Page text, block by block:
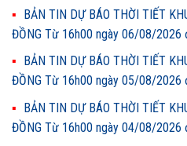
BẢN TIN DỰ BÁO THỜI TIẾT
ĐỒNG Từ 16h00 ngày 06/08/
BẢN TIN DỰ BÁO THỜI TIẾT
ĐỒNG Từ 16h00 ngày 05/08/
BẢN TIN DỰ BÁO THỜI TIẾT
ĐỒNG Từ 16h00 ngày 04/08/